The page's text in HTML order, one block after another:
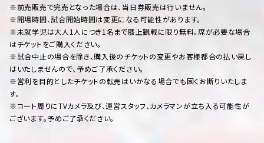
※前売販売で完売となった場合は、当日券販売は行いません。
※開場時間、試合開始時間は変更になる可能性があります。
※未就学児は大人1人につき1名まで膝上観戦に限り無料。席が必要な場合
はチケットをご購入ください。
※試合中止の場合を除き、購入後のチケットの変更やお客様都合の払い戻し
はいたしませんので、予めご了承ください。
※営利を目的としたチケットの転売はいかなる場合でも固くお断りいたしま
す。
※コート周りにTVカメラ及び、運営スタッフ、カメラマンが立ち入る可能性が
ございます。予めご了承ください。